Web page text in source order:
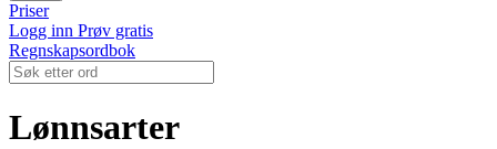
Priser
Logg inn Prøv gratis
Regnskapsordbok
Lønnsarter